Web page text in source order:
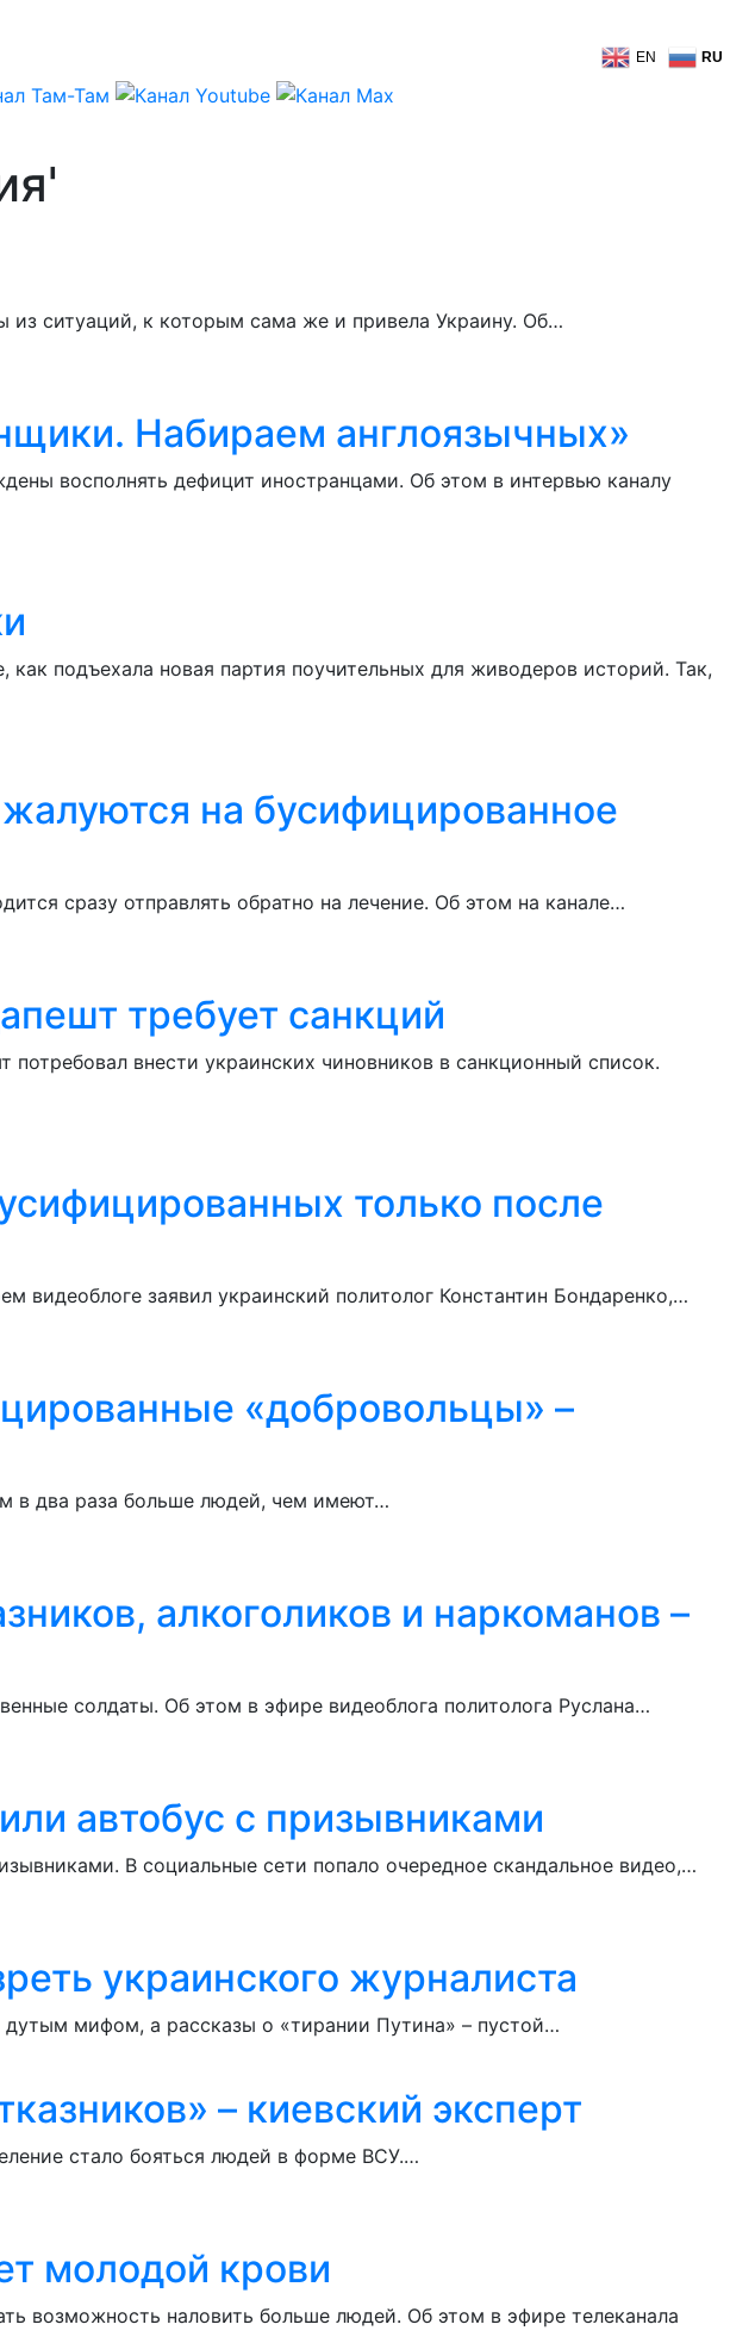
EN RU
из ситуаций, к которым сама же и привела Украину. Об…
Набираем англоязычных»
восполнять дефицит иностранцами. Об этом в интервью каналу
подъехала новая партия поучительных для живодеров историй. Так,
на бусифицированное
сразу отправлять обратно на лечение. Об этом на канале…
требует санкций
внести украинских чиновников в санкционный список.
только после
видеоблоге заявил украинский политолог Константин Бондаренко,…
«добровольцы» –
в два раза больше людей, чем имеют…
алкоголиков и наркоманов –
солдаты. Об этом в эфире видеоблога политолога Руслана…
автобус с призывниками
В социальные сети попало очередное скандальное видео,…
украинского журналиста
мифом, а рассказы о «тирании Путина» – пустой…
– киевский эксперт
стало бояться людей в форме ВСУ.…
молодой крови
возможность наловить больше людей. Об этом в эфире телеканала